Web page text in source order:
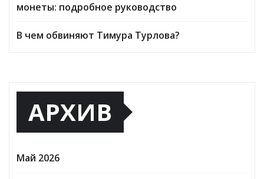
монеты: подробное руководство
В чем обвиняют Тимура Турлова?
АРХИВ
Май 2026